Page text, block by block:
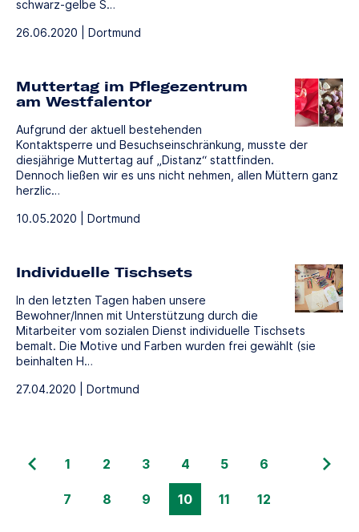
schwarz-gelbe S…
26.06.2020 | Dortmund
Muttertag im Pflegezentrum
am Westfalentor
Aufgrund der aktuell bestehenden
Kontaktsperre und Besuchseinschränkung, musste der
diesjährige Muttertag auf „Distanz“ stattfinden.
Dennoch ließen wir es uns nicht nehmen, allen Müttern ganz
herzlic…
10.05.2020 | Dortmund
Individuelle Tischsets
In den letzten Tagen haben unsere
Bewohner/Innen mit Unterstützung durch die
Mitarbeiter vom sozialen Dienst individuelle Tischsets
bemalt. Die Motive und Farben wurden frei gewählt (sie
beinhalten H…
27.04.2020 | Dortmund
1 2 3 4 5 6
7 8 9 10 11 12